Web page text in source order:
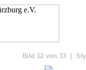
Bild 12 von 33 |